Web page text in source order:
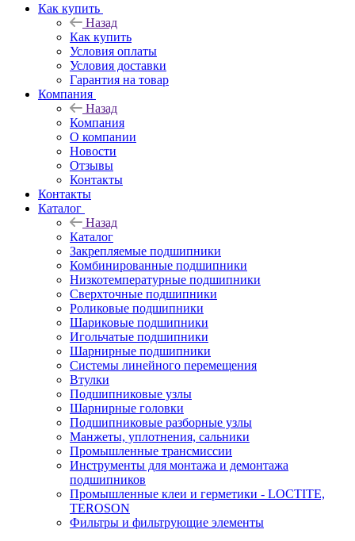
Как купить
Назад
Как купить
Условия оплаты
Условия доставки
Гарантия на товар
Компания
Назад
Компания
О компании
Новости
Отзывы
Контакты
Контакты
Каталог
Назад
Каталог
Закрепляемые подшипники
Комбинированные подшипники
Низкотемпературные подшипники
Сверхточные подшипники
Роликовые подшипники
Шариковые подшипники
Игольчатые подшипники
Шарнирные подшипники
Системы линейного перемещения
Втулки
Подшипниковые узлы
Шарнирные головки
Подшипниковые разборные узлы
Манжеты, уплотнения, сальники
Промышленные трансмиссии
Инструменты для монтажа и демонтажа
подшипников
Промышленные клеи и герметики - LOCTITE,
TEROSON
Фильтры и фильтрующие элементы